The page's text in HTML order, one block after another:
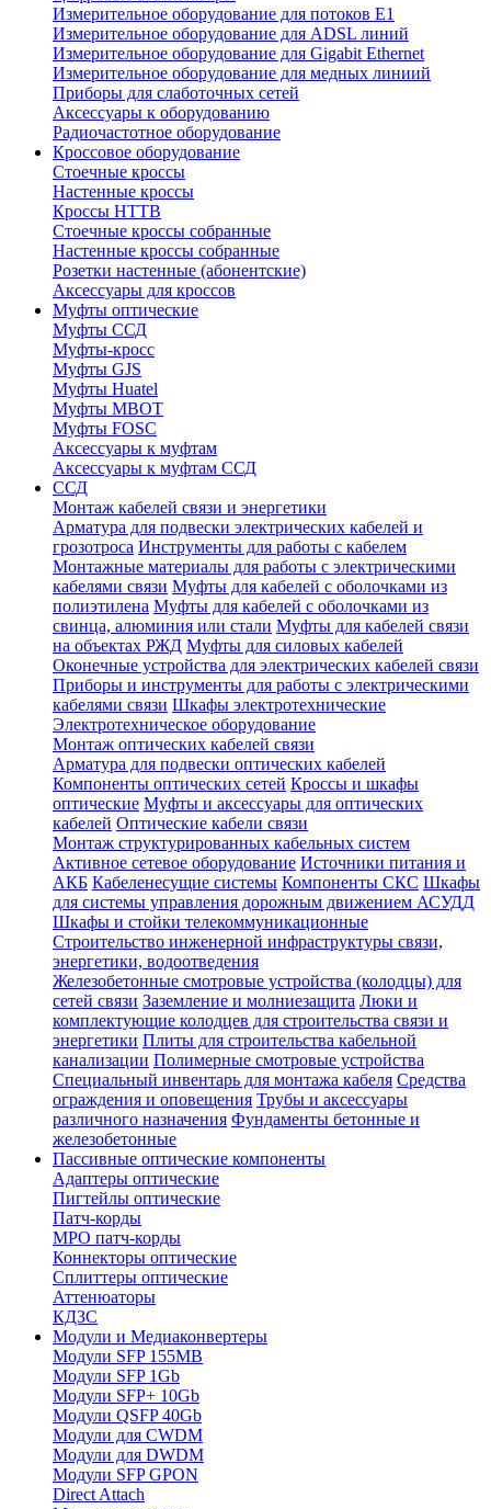
Измерительное оборудование для потоков Е1
Измерительное оборудование для ADSL линий
Измерительное оборудование для Gigabit Ethernet
Измерительное оборудование для медных линиий
Приборы для слаботочных сетей
Аксессуары к оборудованию
Радиочастотное оборудование
Кроссовое оборудование
Стоечные кроссы
Настенные кроссы
Кроссы HTTB
Стоечные кроссы собранные
Настенные кроссы собранные
Розетки настенные (абонентские)
Аксессуары для кроссов
Муфты оптические
Муфты ССД
Муфты-кросс
Муфты GJS
Муфты Huatel
Муфты МВОТ
Муфты FOSC
Аксессуары к муфтам
Аксессуары к муфтам ССД
ССД
Монтаж кабелей связи и энергетики
Арматура для подвески электрических кабелей и
грозотроса Инструменты для работы с кабелем
Монтажные материалы для работы с электрическими
кабелями связи Муфты для кабелей с оболочками из
полиэтилена Муфты для кабелей с оболочками из
свинца, алюминия или стали Муфты для кабелей связи
на объектах РЖД Муфты для силовых кабелей
Оконечные устройства для электрических кабелей связи
Приборы и инструменты для работы с электрическими
кабелями связи Шкафы электротехнические
Электротехническое оборудование
Монтаж оптических кабелей связи
Арматура для подвески оптических кабелей
Компоненты оптических сетей Кроссы и шкафы
оптические Муфты и аксессуары для оптических
кабелей Оптические кабели связи
Монтаж структурированных кабельных систем
Активное сетевое оборудование Источники питания и
АКБ Кабеленесущие системы Компоненты СКС Шкафы
для системы управления дорожным движением АСУДД
Шкафы и стойки телекоммуникационные
Строительство инженерной инфраструктуры связи,
энергетики, водоотведения
Железобетонные смотровые устройства (колодцы) для
сетей связи Заземление и молниезащита Люки и
комплектующие колодцев для строительства связи и
энергетики Плиты для строительства кабельной
канализации Полимерные смотровые устройства
Специальный инвентарь для монтажа кабеля Средства
ограждения и оповещения Трубы и аксессуары
различного назначения Фундаменты бетонные и
железобетонные
Пассивные оптические компоненты
Адаптеры оптические
Пигтейлы оптические
Патч-корды
MPO патч-корды
Коннекторы оптические
Сплиттеры оптические
Аттенюаторы
КДЗС
Модули и Медиаконвертеры
Модули SFP 155MB
Модули SFP 1Gb
Модули SFP+ 10Gb
Модули QSFP 40Gb
Модули для CWDM
Модули для DWDM
Модули SFP GPON
Direct Attach